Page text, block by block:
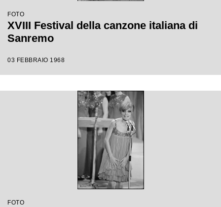
FOTO
XVIII Festival della canzone italiana di
Sanremo
03 FEBBRAIO 1968
FOTO